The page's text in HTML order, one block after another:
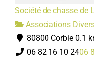
Société de chasse de
Associations
80800 Corbie 0.1
06 82 16 10 2406